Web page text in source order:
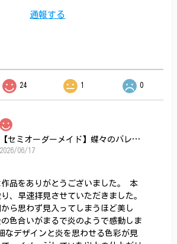
通報する
24 1 0
【セミオーダーメイド】蝶々のバレッタ
2026/06/17
作品をありがとうございました。 本
、早速拝見させていただきました。
ら思わず見入ってしまうほど美し
色合いがまるで炎のようで感動しま
なデザインと炎を思わせる色彩が見